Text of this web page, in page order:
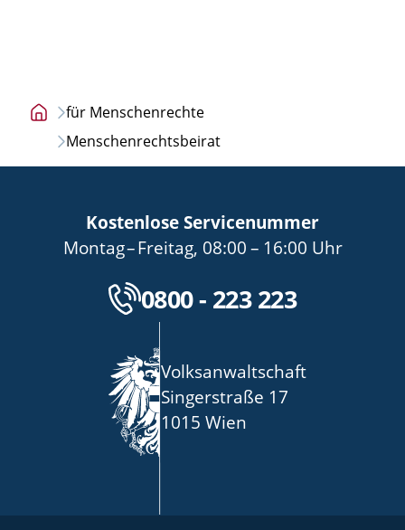
Startseite
für Menschenrechte
Menschenrechtsbeirat
Kostenlose Servicenummer
Montagbis
–Freitag, von
08:00– bis
16:00 Uhr
Kostenlose
0800 - 223 223
Volksanwaltschaft
Singerstraße 17
1015 Wien